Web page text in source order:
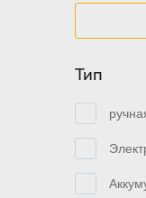
Тип